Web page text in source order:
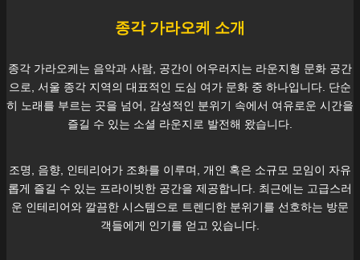
종각가라오케 소개
종각 가라오케는 음악과 사람, 공간이 어우러지는 라운지형 문화 공간
으로, 서울 종각 지역의 대표적인 도심 여가 문화 중 하나입니다. 단순
히 노래를 부르는 곳을 넘어, 감성적인 분위기 속에서 여유로운 시간을
즐길 수 있는 소셜 라운지로 발전해 왔습니다.
조명, 음향, 인테리어가 조화를 이루며, 개인 혹은 소규모 모임이 자유
롭게 즐길 수 있는 프라이빗한 공간을 제공합니다. 최근에는 고급스러
운 인테리어와 깔끔한 시스템으로 트렌디한 분위기를 선호하는 방문
객들에게 인기를 얻고 있습니다.